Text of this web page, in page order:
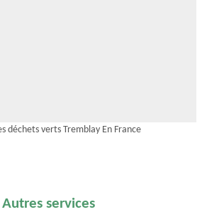
déchets verts Tremblay En France
Autres services